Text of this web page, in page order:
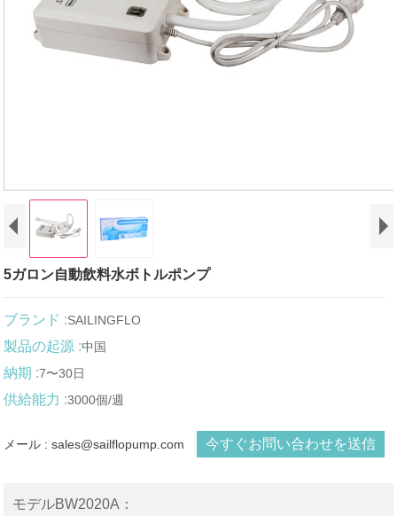
5ガロン自動飲料水ボトルポンプ
ブランド :SAILINGFLO
製品の起源 :中国
納期 :7〜30日
供給能力 :3000個/週
メール : sales@sailflopump.com 今すぐお問い合わせを送信
モデルBW2020A：